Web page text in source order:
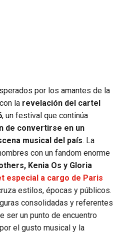
por los amantes de la
la revelación del cartel
, un festival que continúa
de convertirse en un
musical del país. La
con un fandom enorme
Kenia Os y Gloria
especial a cargo de Paris
estilos, épocas y públicos.
consolidadas y referentes
ser un punto de encuentro
el gusto musical y la